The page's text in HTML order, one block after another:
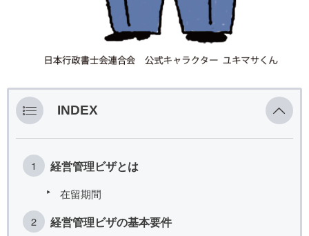
INDEX
経営管理ビザとは
在留期間
経営管理ビザの基本要件